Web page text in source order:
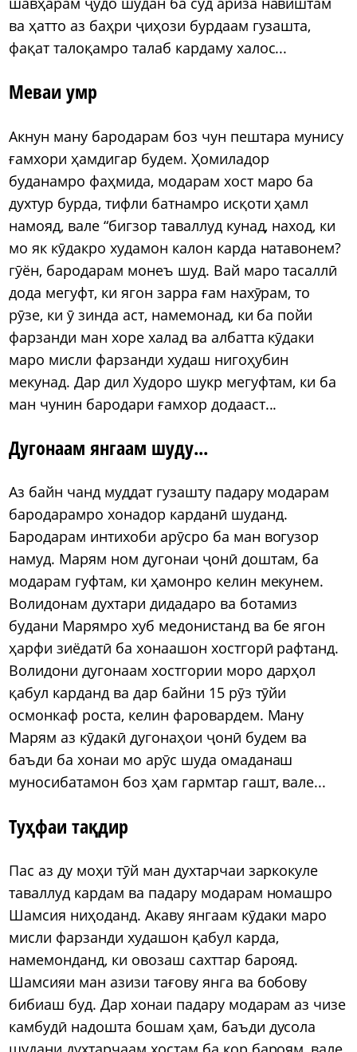
ва ҳатто аз баҳри ҷиҳози бурдаам гузашта,
фақат талоқамро талаб кардаму халос...
Меваи умр
Акнун ману бародарам боз чун пештара мунису
ғамхори ҳамдигар будем. Ҳомиладор
буданамро фаҳмида, модарам хост маро ба
духтур бурда, тифли батнамро исқоти ҳамл
намояд, вале “бигзор таваллуд кунад, наход, ки
мо як кӯдакро худамон калон карда натавонем?
гӯён, бародарам монеъ шуд. Вай маро тасаллӣ
дода мегуфт, ки ягон зарра ғам нахӯрам, то
рӯзе, ки ӯ зинда аст, намемонад, ки ба пойи
фарзанди ман хоре халад ва албатта кӯдаки
маро мисли фарзанди худаш нигоҳубин
мекунад. Дар дил Худоро шукр мегуфтам, ки ба
ман чунин бародари ғамхор додааст...
Дугонаам янгаам шуду...
Аз байн чанд муддат гузашту падару модарам
бародарамро хонадор карданӣ шуданд.
Бародарам интихоби арӯсро ба ман вогузор
намуд. Марям ном дугонаи ҷонӣ доштам, ба
модарам гуфтам, ки ҳамонро келин мекунем.
Волидонам духтари дидадаро ва ботамиз
будани Марямро хуб медонистанд ва бе ягон
ҳарфи зиёдатӣ ба хонаашон хостгорӣ рафтанд.
Волидони дугонаам хостгории моро дарҳол
қабул карданд ва дар байни 15 рӯз тӯйи
осмонкаф роста, келин фаровардем. Ману
Марям аз кӯдакӣ дугонаҳои ҷонӣ будем ва
баъди ба хонаи мо арӯс шуда омаданаш
муносибатамон боз ҳам гармтар гашт, вале...
Туҳфаи тақдир
Пас аз ду моҳи тӯй ман духтарчаи заркокуле
таваллуд кардам ва падару модарам номашро
Шамсия ниҳоданд. Акаву янгаам кӯдаки маро
мисли фарзанди худашон қабул карда,
намемонданд, ки овозаш сахттар барояд.
Шамсияи ман азизи тағову янга ва бобову
бибиаш буд. Дар хонаи падару модарам аз чизе
камбудӣ надошта бошам ҳам, баъди дусола